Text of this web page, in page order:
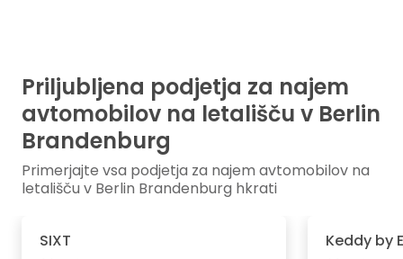
Priljubljena podjetja za najem
avtomobilov na letališču v Berlin
Brandenburg
Primerjajte vsa podjetja za najem avtomobilov na
letališču v Berlin Brandenburg hkrati
SIXT Keddy by